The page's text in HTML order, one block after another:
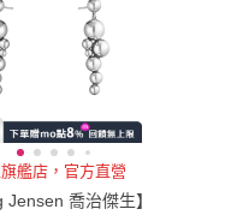
艦店，官方直營
Jensen 喬治傑生】